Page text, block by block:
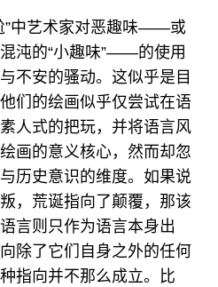
”中艺术家对恶趣味——或
沌的“小趣味”——的使用
不安的骚动。这似乎是目
们的绘画似乎仅尝试在语
人式的把玩，并将语言风
画的意义核心，然而却忽
历史意识的维度。如果说
，荒诞指向了颠覆，那该
言则只作为语言本身出
除了它们自身之外的任何
指向并不那么成立。比